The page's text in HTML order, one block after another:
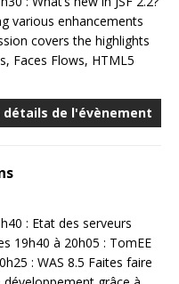
various enhancements
covers the highlights
Faces Flows, HTML5
de l'évènement
: Etat des serveurs
19h40 à 20h05 : TomEE
: WAS 8.5 Faites faire